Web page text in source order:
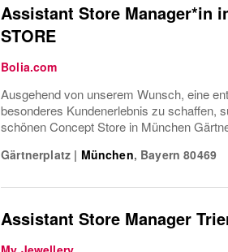
Assistant Store Manager*in
STORE
Bolia.com
Ausgehend von unserem Wunsch, eine
besonderes Kundenerlebnis zu schaffen,
schönen Concept Store in München
Gärtnerplatz | München, Bayern 80469
Assistant Store Manager